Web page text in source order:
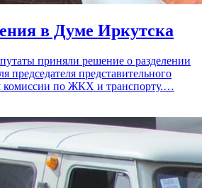
в Думе Иркутска
приняли решение о разделении
председателя представительного
комиссии по ЖКХ и транспорту.…